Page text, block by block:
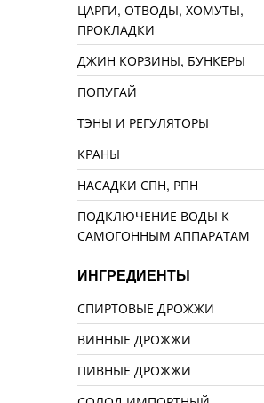
ЦАРГИ, ОТВОДЫ, ХОМУТЫ,
ПРОКЛАДКИ
ДЖИН КОРЗИНЫ, БУНКЕРЫ
ПОПУГАЙ
ТЭНЫ И РЕГУЛЯТОРЫ
КРАНЫ
НАСАДКИ СПН, РПН
ПОДКЛЮЧЕНИЕ ВОДЫ К
САМОГОННЫМ АППАРАТАМ
ИНГРЕДИЕНТЫ
СПИРТОВЫЕ ДРОЖЖИ
ВИННЫЕ ДРОЖЖИ
ПИВНЫЕ ДРОЖЖИ